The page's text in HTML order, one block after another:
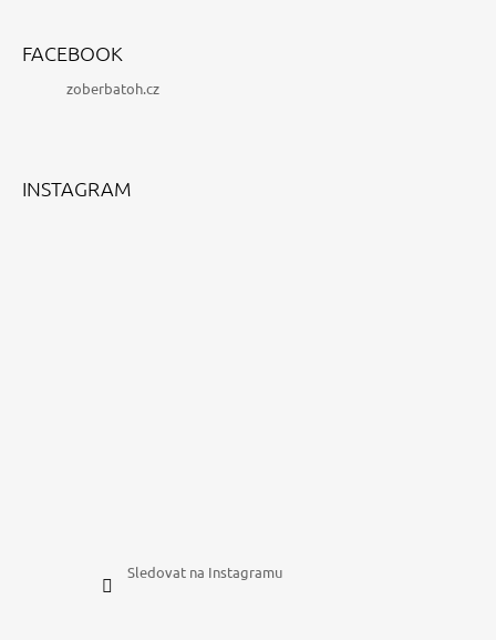
FACEBOOK
zoberbatoh.cz
INSTAGRAM
Sledovat na Instagramu